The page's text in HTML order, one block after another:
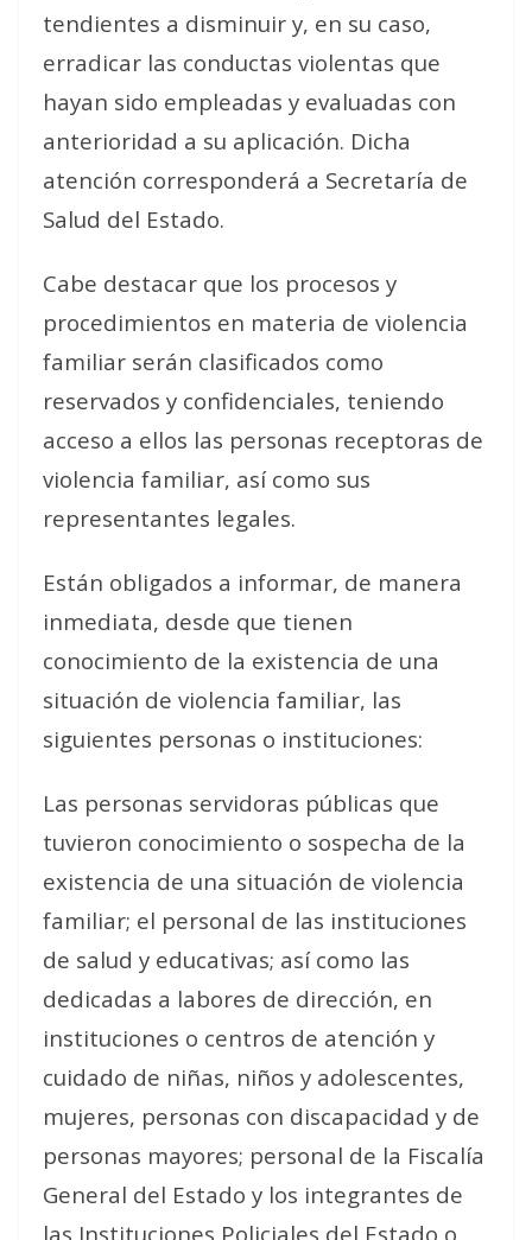
tendientes a disminuir y, en su caso,
erradicar las conductas violentas que
hayan sido empleadas y evaluadas con
anterioridad a su aplicación. Dicha
atención corresponderá a Secretaría de
Salud del Estado.
Cabe destacar que los procesos y
procedimientos en materia de violencia
familiar serán clasificados como
reservados y confidenciales, teniendo
acceso a ellos las personas receptoras de
violencia familiar, así como sus
representantes legales.
Están obligados a informar, de manera
inmediata, desde que tienen
conocimiento de la existencia de una
situación de violencia familiar, las
siguientes personas o instituciones:
Las personas servidoras públicas que
tuvieron conocimiento o sospecha de la
existencia de una situación de violencia
familiar; el personal de las instituciones
de salud y educativas; así como las
dedicadas a labores de dirección, en
instituciones o centros de atención y
cuidado de niñas, niños y adolescentes,
mujeres, personas con discapacidad y de
personas mayores; personal de la Fiscalía
General del Estado y los integrantes de
las Instituciones Policiales del Estado o